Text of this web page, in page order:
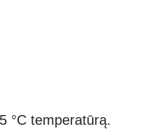
°C temperatūrą.